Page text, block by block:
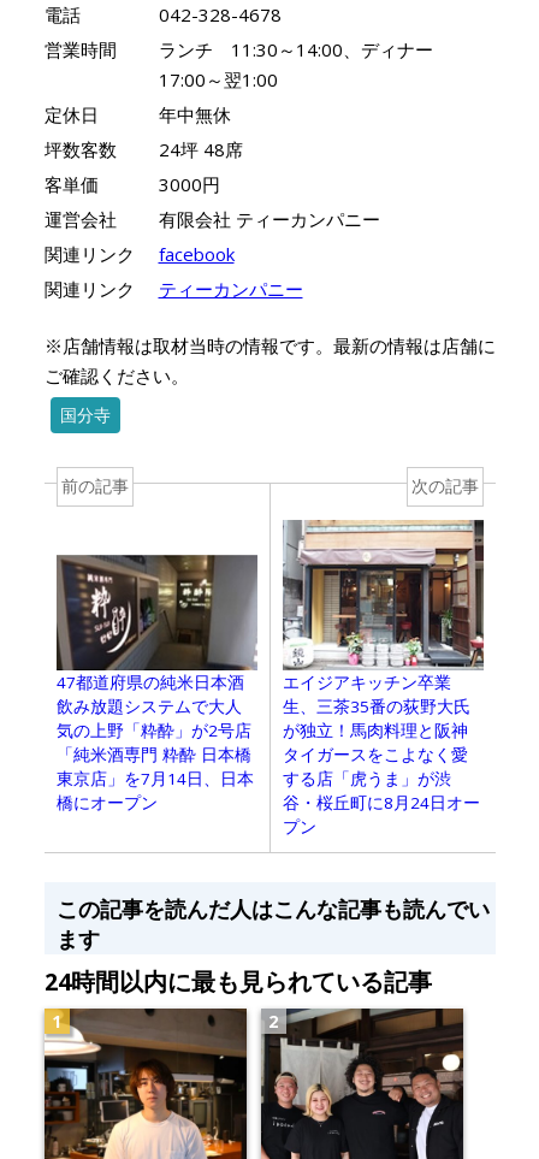
電話
042-328-4678
営業時間
ランチ 11:30～14:00、ディナー
17:00～翌1:00
定休日
年中無休
坪数客数
24坪 48席
客単価
3000円
運営会社
有限会社 ティーカンパニー
関連リンク
facebook
関連リンク
ティーカンパニー
※店舗情報は取材当時の情報です。最新の情報は店舗に
ご確認ください。
国分寺
前の記事
47都道府県の純米日本酒
飲み放題システムで大人
気の上野「粋酔」が2号店
「純米酒専門 粋酔 日本橋
東京店」を7月14日、日本
橋にオープン
次の記事
エイジアキッチン卒業
生、三茶35番の荻野大氏
が独立！馬肉料理と阪神
タイガースをこよなく愛
する店「虎うま」が渋
谷・桜丘町に8月24日オー
プン
この記事を読んだ人はこんな記事も読んでい
ます
24時間以内に最も見られている記事